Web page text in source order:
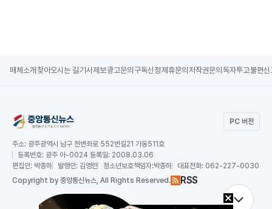
매체소개 찾아오시는 길기사제보광고문의 구독신청제휴문의 저작권문의 독자투고불편신
PC 버전
주소: 광주광역시 남구 천변좌로 552번길21 가동511호
등록번호: 광주 아-0024 등록일: 2008.03.06
편집인: 박종하 발행인: 김영란 청소년보호책임자:박종하 대표전화: 062-227-0030
Copyright by 중앙통신뉴스, All Rights Reserved. RSS